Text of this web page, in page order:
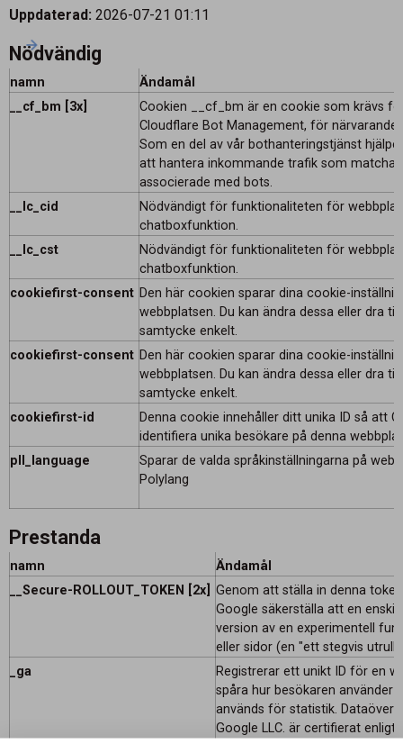
Uppdaterad: 2026-07-21 01:11
Nödvändig
namn
Ändamål
__cf_bm [3x]
Cookien __cf_bm är en cookie som krävs
Cloudflare Bot Management, för närvarande
Som en del av vår bothanteringstjänst
att hantera inkommande trafik som
associerade med bots.
__lc_cid
Nödvändigt för funktionaliteten för
chatboxfunktion.
__lc_cst
Nödvändigt för funktionaliteten för
chatboxfunktion.
cookiefirst-consent Den här cookien sparar dina cookie-
webbplatsen. Du kan ändra dessa eller dra
samtycke enkelt.
cookiefirst-consent Den här cookien sparar dina cookie-
webbplatsen. Du kan ändra dessa eller dra
samtycke enkelt.
cookiefirst-id
Denna cookie innehåller ditt unika ID så att
identifiera unika besökare på denna
pll_language
Sparar de valda språkinställningarna på
Polylang
Prestanda
namn
Ändamål
__Secure-ROLLOUT_TOKEN [2x]
Genom att ställa in denna
Google säkerställa att en
version av en experimentell
eller sidor (en "ett stegvis
_ga
Registrerar ett unikt ID för en
spåra hur besökaren använder
används för statistik.
Google LLC. är certifierat enligt